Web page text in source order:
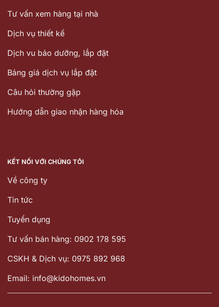
Tư vấn xem hàng tại nhà
Dịch vụ thiết kế
Dịch vu bảo dưỡng, lắp đặt
Bảng giá dịch vụ lắp đặt
Câu hỏi thường gặp
Hướng dẫn giao nhận hàng hóa
KẾT NỐI VỚI CHÚNG TÔI
Về công ty
Tin tức
Tuyển dụng
Tư vấn bán hàng: 0902 178 595
CSKH & Dịch vụ: 0975 892 968
Email: info@kidohomes.vn